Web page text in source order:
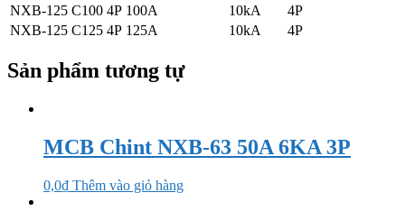
NXB-125 C100 4P 100A 10kA
4P
NXB-125 C125 4P 125A 10kA 4P
Sản phẩm tương tự
MCB Chint NXB-63 50A 6KA 3P
0,0₫ Thêm vào giỏ hàng